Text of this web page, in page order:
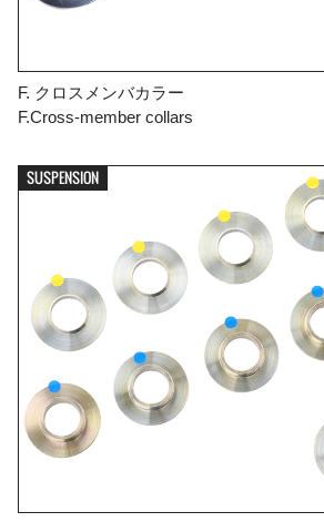
F. クロスメンバカラー
F.Cross-member collars
SUSPENSION